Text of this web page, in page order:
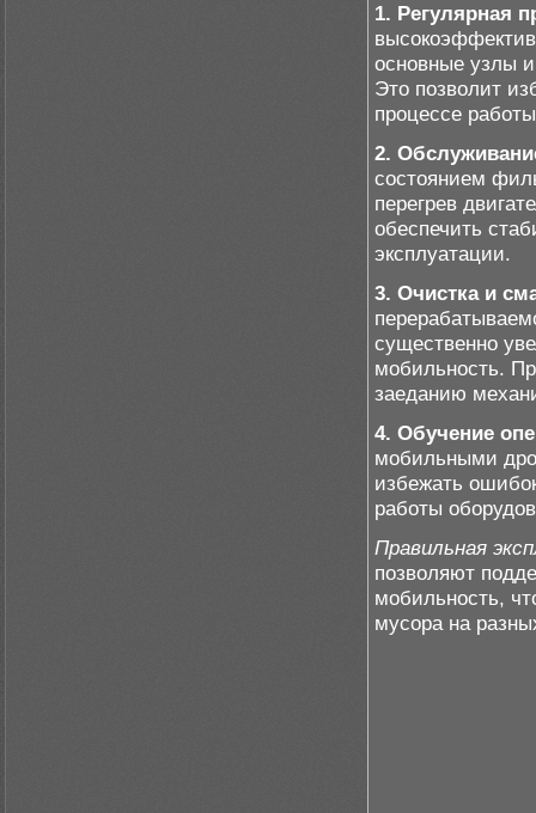
1. Регулярная
основные узлы
Это позволит
процессе
2.
состоянием
перегрев
обеспечить
эксплуатации.
3. Очистка и
существенно
мобильность.
заеданию
4. Обучение
мобильными
избежать
работы
Правильная
позволяют
мобильность,
мусора на